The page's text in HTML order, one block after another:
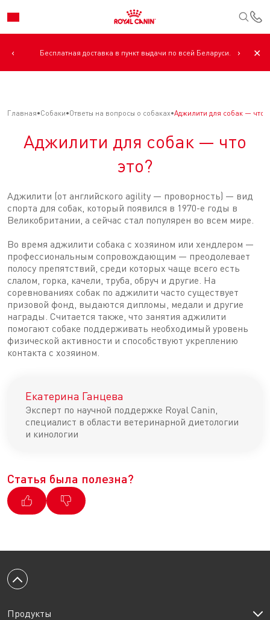
‹ Бесплатная доставка в пункт выдачи по всей Беларуси. › ✕
Главная Собаки Ответы на вопросы о собаках Аджилити для собак — что
Аджилити для собак — что
это?
Аджилити (от английского agility — проворность) — вид
спорта для собак, который появился в 1970-е годы в
Великобритании, а сейчас стал популярен во всем мире.
Во время аджилити собака с хозяином или хендлером —
профессиональным сопровождающим — преодолевает
полосу препятствий, среди которых чаще всего есть
слалом, горка, качели, труба, обруч и другие. На
соревнованиях собак по аджилити часто существует
призовой фонд, выдаются дипломы, медали и другие
награды. Считается также, что занятия аджилити
помогают собаке поддерживать необходимый уровень
физической активности и способствуют укреплению
контакта с хозяином.
Екатерина Ганцева
Эксперт по научной поддержке Royal Canin,
специалист в области ветеринарной диетологии
и кинологии
Статья была полезна?
Вернуться к началу
Продукты